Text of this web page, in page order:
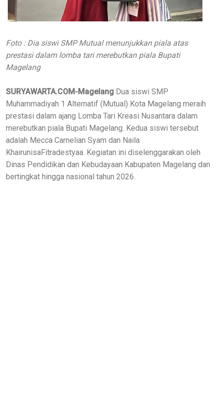
Foto : Dia siswi SMP Mutual menunjukkan piala atas
prestasi dalam lomba tari merebutkan piala Bupati
Magelang
SURYAWARTA.COM-Magelang Dua siswi SMP
Muhammadiyah 1 Alternatif (Mutual) Kota Magelang meraih
prestasi dalam ajang Lomba Tari Kreasi Nusantara dalam
merebutkan piala Bupati Magelang. Kedua siswi tersebut
adalah Mecca Carnelian Syam dan Naila
KhairunisaFitradestyaa. Kegiatan ini diselenggarakan oleh
Dinas Pendidikan dan Kebudayaan Kabupaten Magelang dan
bertingkat hingga nasional tahun 2026.